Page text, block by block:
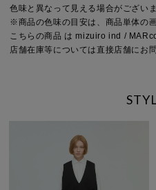
色味と異なって見える場合がござい
※商品の色味の目安は、商品単体の
こちらの商品 は mizuiro ind /
店舗在庫等については直接店舗にお